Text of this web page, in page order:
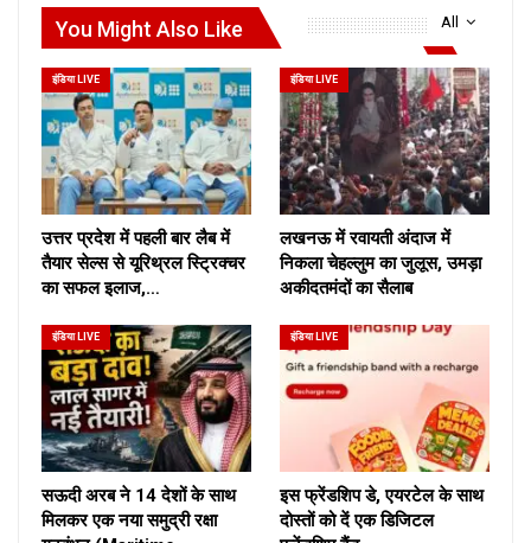
All
You Might Also Like
इंडिया LIVE
उत्तर प्रदेश में पहली बार लैब में
तैयार सेल्स से यूरिथ्रल स्ट्रिक्चर
का सफल इलाज,…
इंडिया LIVE
लखनऊ में रवायती अंदाज में
निकला चेहल्लुम का जुलूस, उमड़ा
अकीदतमंदों का सैलाब
इंडिया LIVE
सऊदी अरब ने 14 देशों के साथ
मिलकर एक नया समुद्री रक्षा
इंडिया LIVE
इस फ्रेंडशिप डे, एयरटेल के साथ
दोस्तों को दें एक डिजिटल